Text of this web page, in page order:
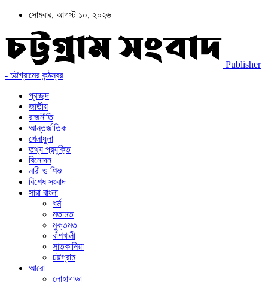
সোমবার, আগস্ট ১০, ২০২৬
Publisher
- চট্টগ্রামের কন্ঠস্বর
প্রচ্ছদ
জাতীয়
রাজনীতি
আন্তর্জাতিক
খেলাধুলা
তথ্য প্রযুক্তি
বিনোদন
নারী ও শিশু
বিশেষ সংবাদ
সারা বাংলা
ধর্ম
মতামত
মুক্তমত
বাঁশখালী
সাতকানিয়া
চট্টগ্রাম
আরো
লোহাগাড়া